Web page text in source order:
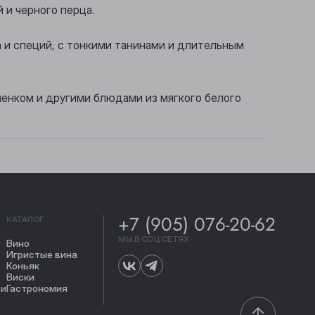
черного перца.
и специй, с тонкими танинами и длительным
и другими блюдами из мягкого белого
КАТАЛОГ
Вино
Игристые вина
Коньяк
Виски
Гастрономия
+7 (905) 076-20-62
МЫ В СОЦ СЕТЯХ